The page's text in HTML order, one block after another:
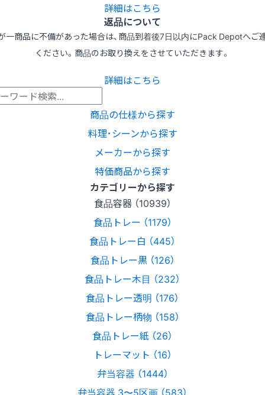
詳細はこちら
返品について
一商品に不備があった場合は、商品到着後7日以内にPack Depotへご
ください。商品のお取り換えをさせていただきます。
詳細はこちら
商品の仕様から探す
料理･シーンから探す
メーカーから探す
特価商品から探す
カテゴリーから探す
食品容器 （10939）
食品トレー （1179）
食品トレー白 （445）
食品トレー黒 （126）
食品トレー木目 （232）
食品トレー透明 （176）
食品トレー柄物 （158）
食品トレー紙 （26）
トレーマット （16）
弁当容器 （1444）